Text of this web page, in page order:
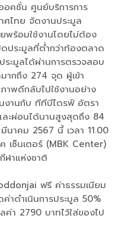
คชั่น ศูนย์บริการการ
ศไทย จัดงานประมูล
ร้อมใช้งานโดยไม่ต้อง
ประมูลที่ต่ำกว่าท้องตลาด
ะมูลได้ผ่านการตรวจสอบ
ากถึง 274 จุด ผู้เข้า
าพดีกลับไปใช้งานอย่าง
งานกับ ทีทีบีไดรฟ์ อัตรา
ะผ่อนได้นานสูงสุดถึง 84
นาคม 2567 นี้ เวลา 11.00
เซ็นเตอร์ (MBK Center)
าแห่งชาติ
ฟรี ค่าธรรมเนียม
าดำเนินการประมูล 50%
า 2790 บาทไว้ใส่ของไป